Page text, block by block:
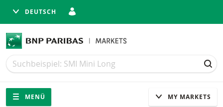
DEUTSCH
Suche
Suche
Navigation
Seitennavigation
MENÜ MY MARKETS